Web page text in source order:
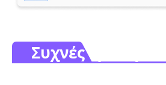
Συχνές ερωτήσεις.